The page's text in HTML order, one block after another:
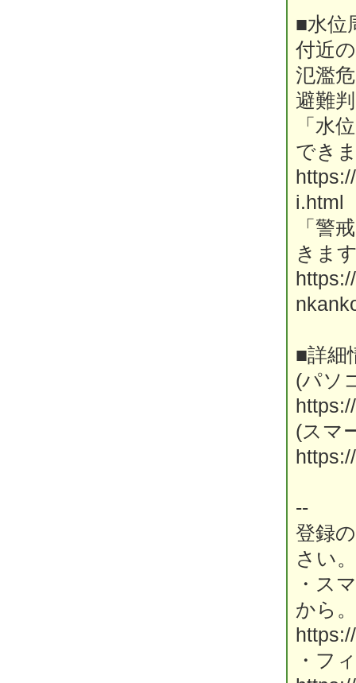
■水位
付近
氾濫
避難
「水
でき
i.html
「警
きま
■詳細
(パソ
(スマ
--
登録
さい。
・ス
から。
・フ